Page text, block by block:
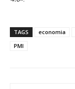
TAGS economia
PMI